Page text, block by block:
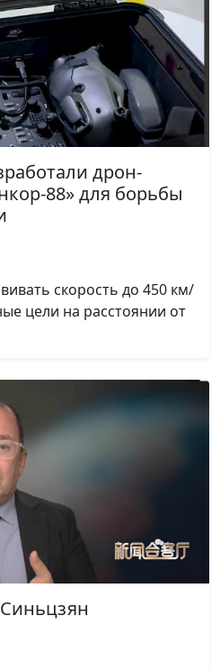
дрон-
88» для борьбы
скорость до 450 км/
цели на расстоянии от